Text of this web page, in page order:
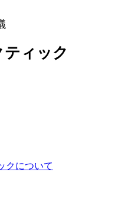
ィック
クについて